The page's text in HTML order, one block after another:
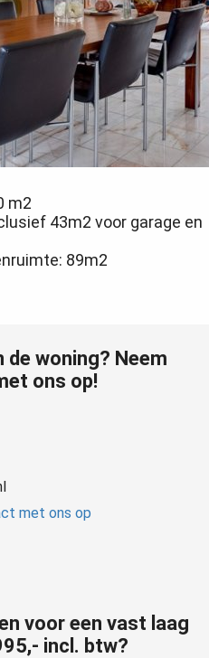
m2
43m2 voor garage en
89m2
de woning? Neem
ons op!
met ons op
voor een vast laag
incl. btw?